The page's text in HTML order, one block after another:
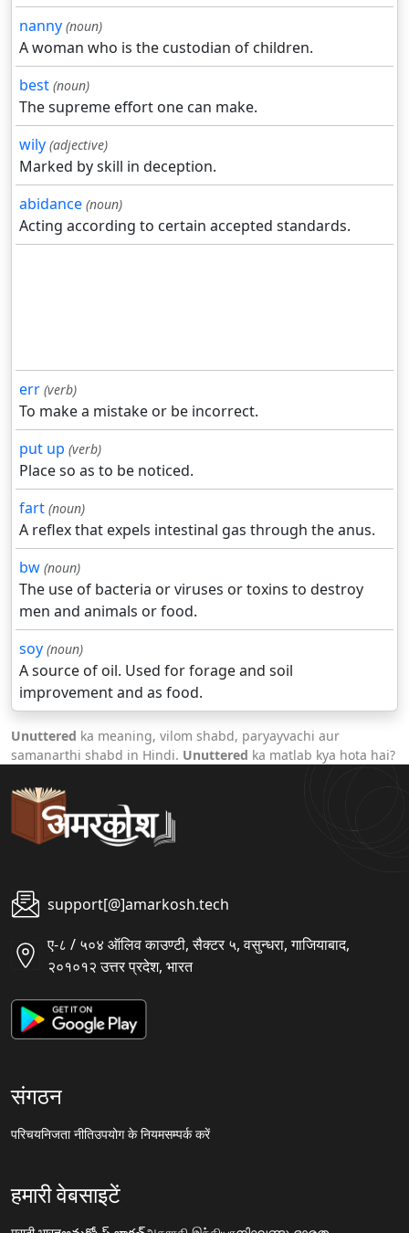
nanny (noun)
A woman who is the custodian of children.
best (noun)
The supreme effort one can make.
wily (adjective)
Marked by skill in deception.
abidance (noun)
Acting according to certain accepted standards.
err (verb)
To make a mistake or be incorrect.
put up (verb)
Place so as to be noticed.
fart (noun)
A reflex that expels intestinal gas through the anus.
bw (noun)
The use of bacteria or viruses or toxins to destroy
men and animals or food.
soy (noun)
A source of oil. Used for forage and soil
improvement and as food.
Unuttered ka meaning, vilom shabd, paryayvachi aur
samanarthi shabd in Hindi. Unuttered ka matlab kya hota hai?
support[@]amarkosh.tech
ए-८ / ५०४ ऑलिव काउण्टी, सैक्टर ५, वसुन्धरा, गाजियाबाद,
२०१०१२ उत्तर प्रदेश, भारत
संगठन
परिचयनिजता नीतिउपयोग के नियमसम्पर्क करें
हमारी वेबसाइटें